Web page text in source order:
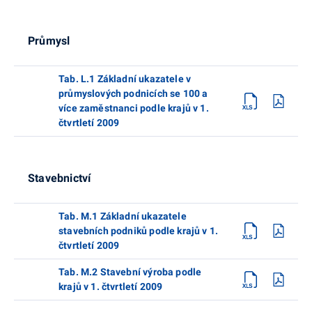
Průmysl
Tab. L.1 Základní ukazatele v
průmyslových podnicích se 100 a
více zaměstnanci podle krajů v 1.
čtvrtletí 2009
Stavebnictví
Tab. M.1 Základní ukazatele
stavebních podniků podle krajů v 1.
čtvrtletí 2009
Tab. M.2 Stavební výroba podle
krajů v 1. čtvrtletí 2009